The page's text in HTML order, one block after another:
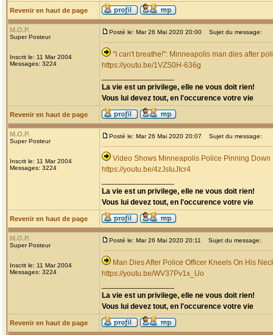
Revenir en haut de page
M.O.P.
Super Posteur
Inscrit le: 11 Mar 2004
Messages: 3224
Posté le: Mar 26 Mai 2020 20:00 Sujet du message:
"I can't breathe!": Minneapolis man dies after
https://youtu.be/1VZS0H-636g
La vie est un privilege, elle ne vous doit rien!
Vous lui devez tout, en l'occurence votre vie
Revenir en haut de page
M.O.P.
Super Posteur
Inscrit le: 11 Mar 2004
Messages: 3224
Posté le: Mar 26 Mai 2020 20:07 Sujet du message:
Video Shows Minneapolis Police Pinning
https://youtu.be/4zJsIuJIcr4
La vie est un privilege, elle ne vous doit rien!
Vous lui devez tout, en l'occurence votre vie
Revenir en haut de page
M.O.P.
Super Posteur
Inscrit le: 11 Mar 2004
Messages: 3224
Posté le: Mar 26 Mai 2020 20:11 Sujet du message:
Man Dies After Police Officer Kneels On His
https://youtu.be/WV37Pv1x_Uo
La vie est un privilege, elle ne vous doit rien!
Vous lui devez tout, en l'occurence votre vie
Revenir en haut de page